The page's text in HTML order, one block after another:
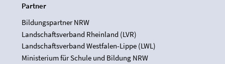
Partner
Bildungspartner NRW
Landschaftsverband Rheinland (LVR)
Landschaftsverband Westfalen-Lippe (LWL)
Ministerium für Schule und Bildung NRW